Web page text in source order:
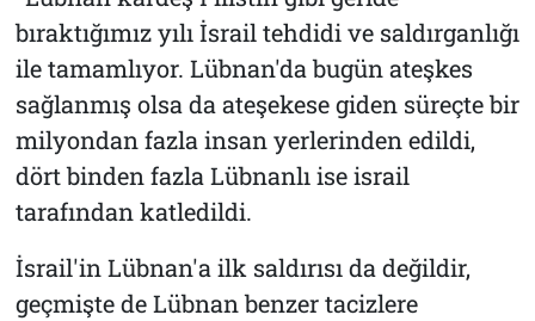
bıraktığımız yılı İsrail tehdidi ve saldırganlığı
ile tamamlıyor. Lübnan'da bugün ateşkes
sağlanmış olsa da ateşekese giden süreçte bir
milyondan fazla insan yerlerinden edildi,
dört binden fazla Lübnanlı ise israil
tarafından katledildi.
İsrail'in Lübnan'a ilk saldırısı da değildir,
geçmişte de Lübnan benzer tacizlere